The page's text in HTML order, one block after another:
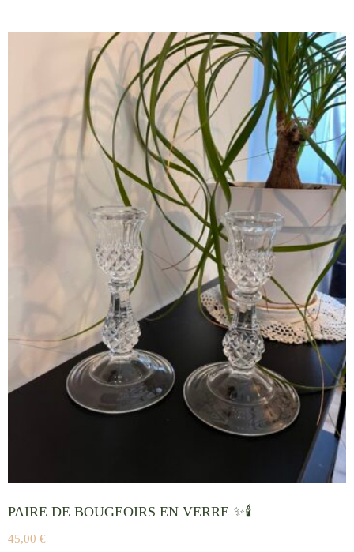
PAIRE DE BOUGEOIRS EN VERRE ✨🕯️
45,00 €